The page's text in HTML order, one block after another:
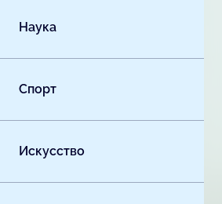
Наука
Спорт
Искусство